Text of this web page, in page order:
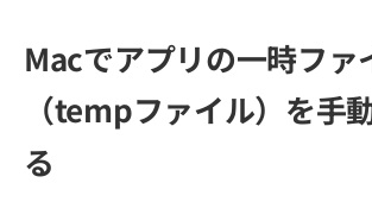
Macでアプリの一時ファ
（tempファイル）を手
る